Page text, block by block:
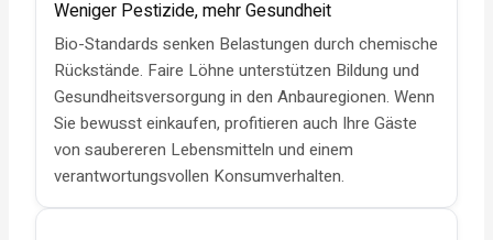
Weniger Pestizide, mehr Gesundheit
Bio-Standards senken Belastungen durch chemische
Rückstände. Faire Löhne unterstützen Bildung und
Gesundheitsversorgung in den Anbauregionen. Wenn
Sie bewusst einkaufen, profitieren auch Ihre Gäste
von saubereren Lebensmitteln und einem
verantwortungsvollen Konsumverhalten.